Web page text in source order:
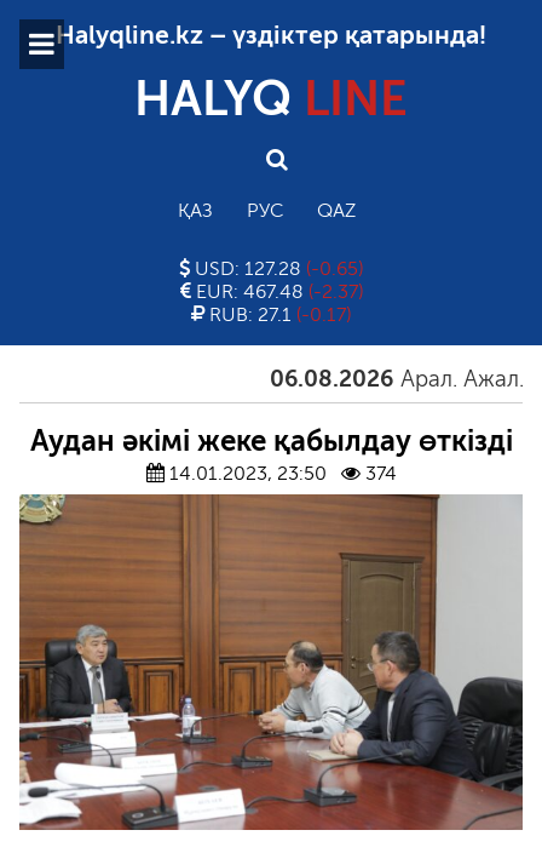
Halyqline.kz – үздіктер қатарында!
HALYQ LINE
ҚАЗ РУС QAZ
USD: 127.28 (-0.65)
EUR: 467.48 (-2.37)
RUB: 27.1 (-0.17)
06.08.2026 Арал. Ажал.
Аудан әкімі жеке қабылдау өткізді
14.01.2023, 23:50 374